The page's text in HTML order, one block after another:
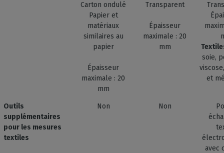
Carton ondulé
Papier et
matériaux
similaires au
papier
Épaisseur
maximale : 20
mm
Transparent
Épaisseur
maximale : 20
mm
soie,
et
Outils
supplémentaires
pour les mesures
textiles
Non Non
avec